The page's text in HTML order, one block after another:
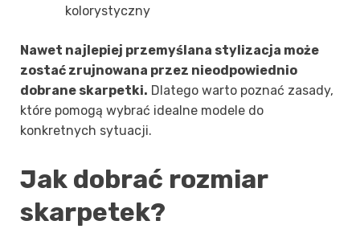
kolorystyczny
Nawet najlepiej przemyślana stylizacja może
zostać zrujnowana przez nieodpowiednio
dobrane skarpetki. Dlatego warto poznać zasady,
które pomogą wybrać idealne modele do
konkretnych sytuacji.
Jak dobrać rozmiar
skarpetek?